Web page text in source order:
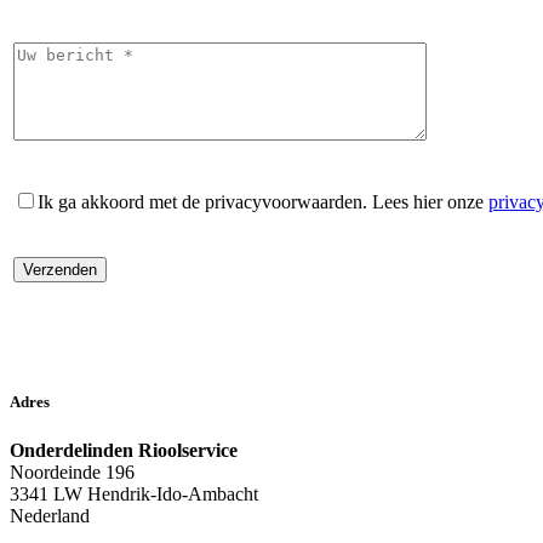
Ik ga akkoord met de privacyvoorwaarden. Lees hier onze
Adres
Onderdelinden Rioolservice
Noordeinde 196
3341 LW Hendrik-Ido-Ambacht
Nederland